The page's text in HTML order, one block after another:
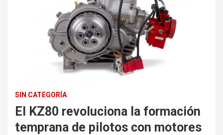
SIN CATEGORÍA
El KZ80 revoluciona la formación
temprana de pilotos con motores